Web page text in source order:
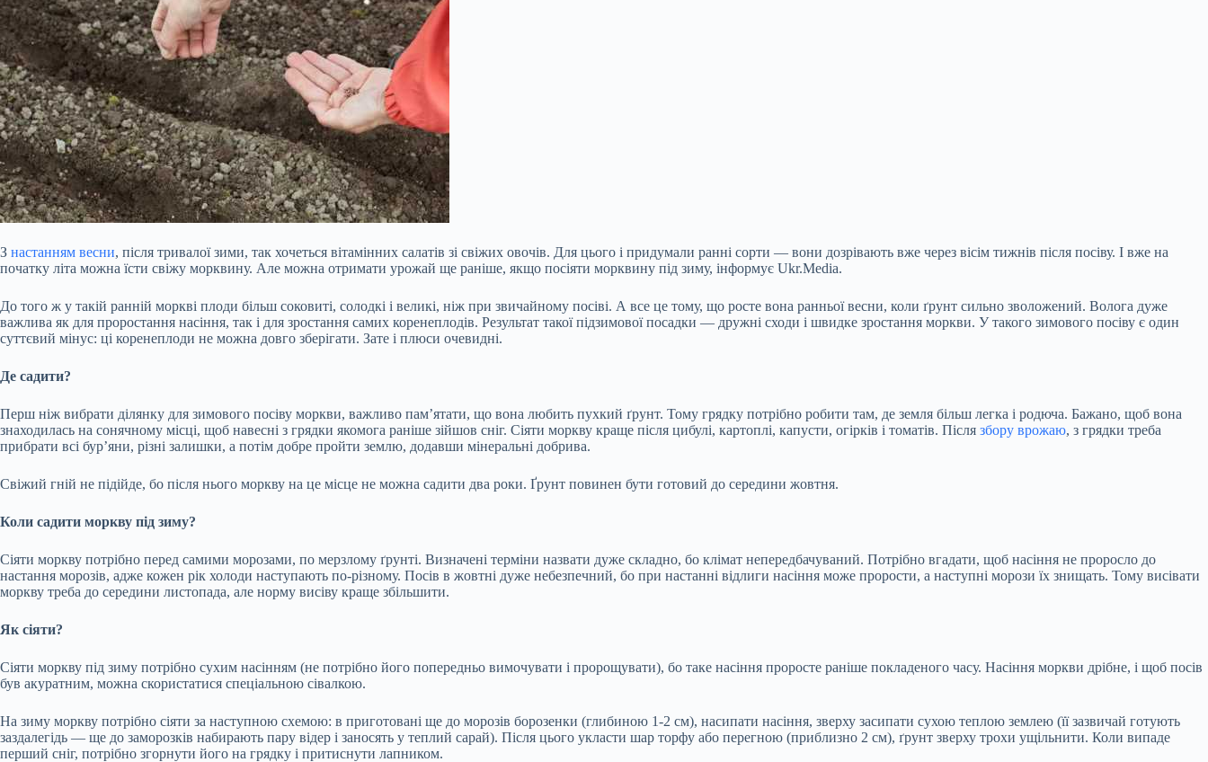
З настанням весни, після тривалої зими, так хочеться вітамінних салатів зі свіжих овочів. Для цього і придумали ранні сорти — вони дозрівають вже через вісім тижнів після посіву. І вже на
початку літа можна їсти свіжу морквину. Але можна отримати урожай ще раніше, якщо посіяти морквину під зиму, інформує Ukr.Media.
До того ж у такій ранній моркві плоди більш соковиті, солодкі і великі, ніж при звичайному посіві. А все це тому, що росте вона ранньої весни, коли ґрунт сильно зволожений. Волога дуже
важлива як для проростання насіння, так і для зростання самих коренеплодів. Результат такої підзимової посадки — дружні сходи і швидке зростання моркви. У такого зимового посіву є один
суттєвий мінус: ці коренеплоди не можна довго зберігати. Зате і плюси очевидні.
Де садити?
Перш ніж вибрати ділянку для зимового посіву моркви, важливо пам’ятати, що вона любить пухкий ґрунт. Тому грядку потрібно робити там, де земля більш легка і родюча. Бажано, щоб вона
знаходилась на сонячному місці, щоб навесні з грядки якомога раніше зійшов сніг. Сіяти моркву краще після цибулі, картоплі, капусти, огірків і томатів. Після збору врожаю, з грядки треба
прибрати всі бур’яни, різні залишки, а потім добре пройти землю, додавши мінеральні добрива.
Свіжий гній не підійде, бо після нього моркву на це місце не можна садити два роки. Ґрунт повинен бути готовий до середини жовтня.
Коли садити моркву під зиму?
Сіяти моркву потрібно перед самими морозами, по мерзлому ґрунті. Визначені терміни назвати дуже складно, бо клімат непередбачуваний. Потрібно вгадати, щоб насіння не проросло до
настання морозів, адже кожен рік холоди наступають по-різному. Посів в жовтні дуже небезпечний, бо при настанні відлиги насіння може прорости, а наступні морози їх знищать. Тому висівати
моркву треба до середини листопада, але норму висіву краще збільшити.
Як сіяти?
Сіяти моркву під зиму потрібно сухим насінням (не потрібно його попередньо вимочувати і пророщувати), бо таке насіння проросте раніше покладеного часу. Насіння моркви дрібне, і щоб посів
був акуратним, можна скористатися спеціальною сівалкою.
На зиму моркву потрібно сіяти за наступною схемою: в приготовані ще до морозів борозенки (глибиною 1-2 см), насипати насіння, зверху засипати сухою теплою землею (її зазвичай готують
заздалегідь — ще до заморозків набирають пару відер і заносять у теплий сарай). Після цього укласти шар торфу або перегною (приблизно 2 см), ґрунт зверху трохи ущільнити. Коли випаде
перший сніг, потрібно згорнути його на грядку і притиснути лапником.